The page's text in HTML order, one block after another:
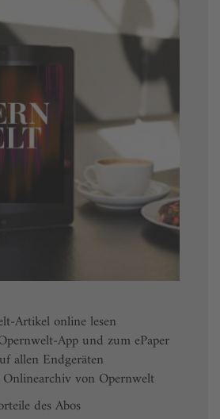
Artikel online lesen
App und zum ePaper
allen Endgeräten
von Opernwelt
des Abos